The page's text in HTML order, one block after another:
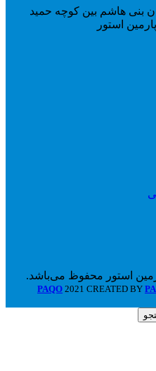
بنی هاشم بین کوچه حمید
استور محفوظ می‌باشد.
PAQO 2021 CREATED BY